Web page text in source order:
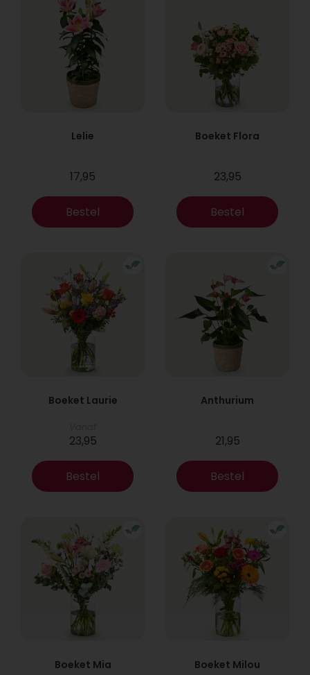
Lelie
17,95
Bestel
Boeket Flora
23,95
Bestel
Boeket Laurie
23,95
Bestel
Anthurium
21,95
Bestel
Boeket Mia Boeket Milou